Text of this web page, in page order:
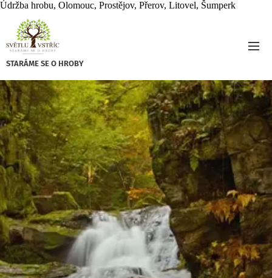
Údržba hrobu, Olomouc, Prostějov, Přerov, Litovel, Šumperk
STARÁME SE O HROBY